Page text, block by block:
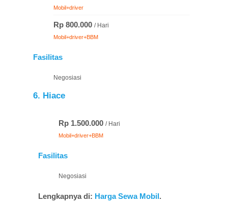
Mobil+driver
Rp 800.000 / Hari
Mobil+driver+BBM
Fasilitas
Negosiasi
6. Hiace
Rp 1.500.000 / Hari
Mobil+driver+BBM
Fasilitas
Negosiasi
Lengkapnya di: Harga Sewa Mobil.